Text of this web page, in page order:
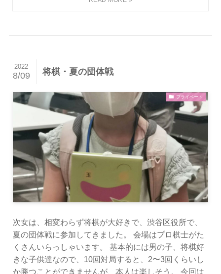
将棋・夏の団体戦
2022
8/09
プライベート
次女は、相変わらず将棋が大好きで、渋谷区役所で、
夏の団体戦に参加してきました。 会場はプロ棋士がた
くさんいらっしゃいます。 基本的には男の子、将棋好
きな子供達なので、10回対局すると、2〜3回くらいし
か勝つことができませんが、本人は楽しそう。 今回は